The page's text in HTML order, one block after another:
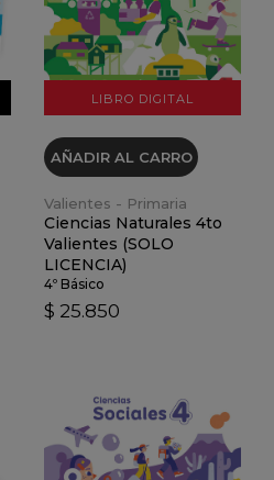
LIBRO DIGITAL
AÑADIR AL CARRO
Valientes - Primaria
Ciencias Naturales 4to
Valientes (SOLO
LICENCIA)
4º Básico
$ 25.850